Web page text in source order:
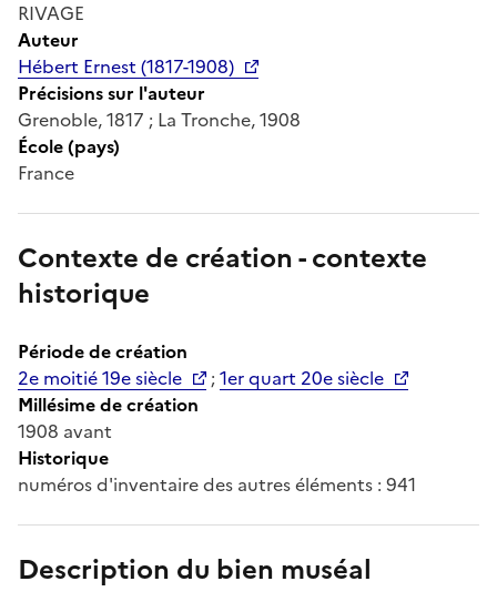
RIVAGE
Auteur
Hébert Ernest (1817-1908)
Précisions sur l'auteur
Grenoble, 1817 ; La Tronche, 1908
École (pays)
France
Contexte de création - contexte
historique
Période de création
2e moitié 19e siècle
;1er quart 20e siècle
Millésime de création
1908 avant
Historique
numéros d'inventaire des autres éléments : 941
Description du bien muséal